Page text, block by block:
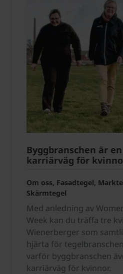
Byggbranschen är
karriärväg för
Om oss, Fasadtegel,
Skärmtegel
Med anledning av
Week kan du träffa tre
Wienerberger som
hjärta för
varför byggbranschen
karriärväg för kvinnor.